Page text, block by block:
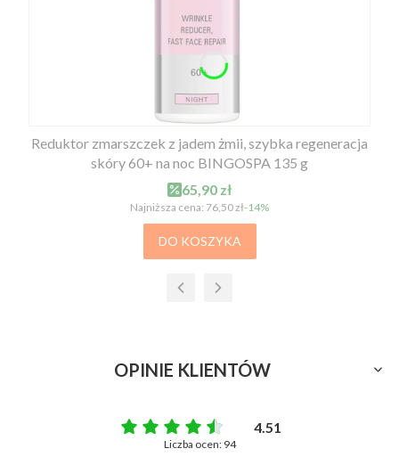
Reduktor zmarszczek z jadem żmii, szybka regeneracja
skóry 60+ na noc BINGOSPA 135 g
Cena promocyjna
65,90 zł
Najniższa cena: 76,50 zł-14%
DO KOSZYKA
OPINIE KLIENTÓW
4.51
Liczba ocen: 94